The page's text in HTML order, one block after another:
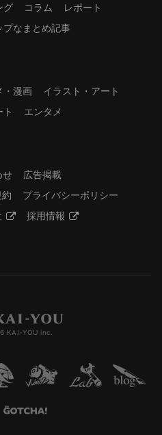
グ コラム
レポート
プなまとめ記事
・漫画
イラスト・アート
ト エンタメ
せ
広告掲載
プライバシーポリシー
採用情報
KAI-YOU inc.